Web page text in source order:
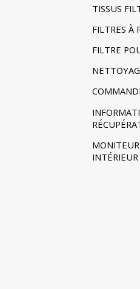
TISSUS
FILTRES À
FILTRE